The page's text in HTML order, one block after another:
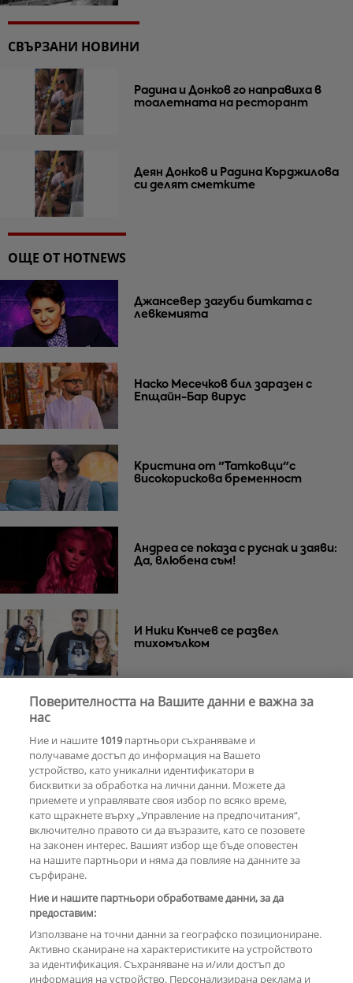
СВЪРЗАНИ НОВИНИ
Радина и Донков го направиха в
тоалетната на ресторант
Деян Донков и Радина Кърджилова
си делят сметките
ОЩЕ ОТ HOTNEWS
Джансевер загуби битката с
левкемията
Наско Месечков бил заразен с
Епщайн-Бар вирус
Кристина от "Татковци"с
високорискова бременност
Андреа се показа с руснак и заяви:
Да, влюбена съм!
И Ники Кънчев се развел
тихомълком
Light“ на Мадона
РЕКЛАМА
КОМЕНТАРИ
Поверителността на Вашите данни е важна за
нас
Ние и нашите 1019партньори съхраняваме и
получаваме достъп до информация на Вашето
устройство, като уникални идентификатори в
бисквитки за обработка на лични данни. Можете да
приемете и управлявате своя избор по всяко време,
като щракнете върху „Управление на предпочитания“,
включително правото си да възразите, като се позовете
на законен интерес. Вашият избор ще бъде оповестен
на нашите партньори и няма да повлияе на данните за
сърфиране.
Ние и нашите партньори обработваме данни, за да
предоставим:
Използване на точни данни за географско позициониране.
Активно сканиране на характеристиките на устройството
за идентификация. Съхраняване на и/или достъп до
информация на устройство. Персонализирана реклама и